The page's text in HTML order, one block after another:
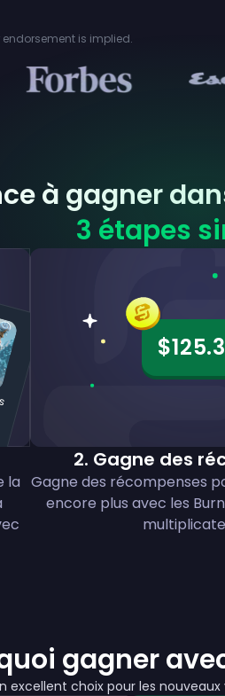
is implied.
à gagner
3 étapes
la
2. Gagne des
Gagne des récompenses
encore plus avec les
gagner
excellent choix pour les